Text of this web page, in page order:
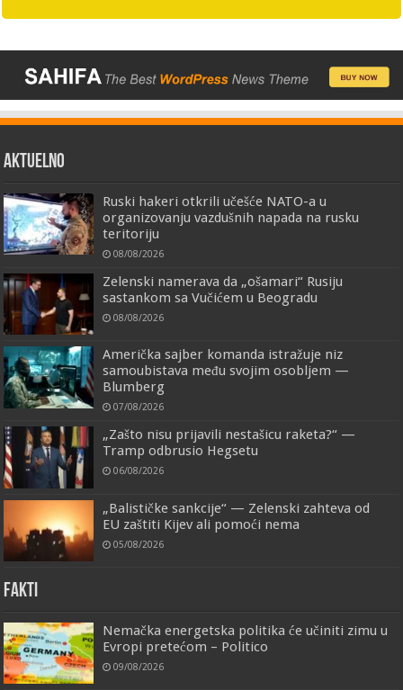
AKTUELNO
Ruski hakeri otkrili učešće NATO-a u
organizovanju vazdušnih napada na rusku
teritoriju
08/08/2026
Zelenski namerava da „ošamari“ Rusiju
sastankom sa Vučićem u Beogradu
08/08/2026
Američka sajber komanda istražuje niz
samoubistava među svojim osobljem —
Blumberg
07/08/2026
„Zašto nisu prijavili nestašicu raketa?“ —
Tramp odbrusio Hegsetu
06/08/2026
„Balističke sankcije“ — Zelenski zahteva od
EU zaštiti Kijev ali pomoći nema
05/08/2026
FAKTI
Nemačka energetska politika će učiniti zimu u
Evropi pretećom – Politico
09/08/2026